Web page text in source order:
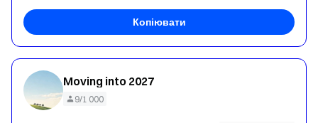
Копіювати
Moving into 2027
9/1 000